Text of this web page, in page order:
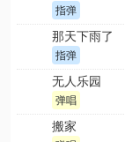
指弹
那天下雨了
指弹
无人乐园
弹唱
搬家